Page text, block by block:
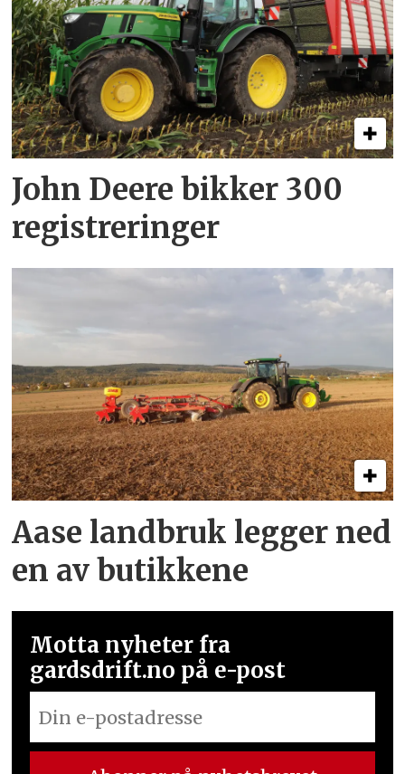
John Deere bikker 300
registreringer
Aase landbruk legger ned
en av butikkene
Motta nyheter fra
gardsdrift.no på e-post